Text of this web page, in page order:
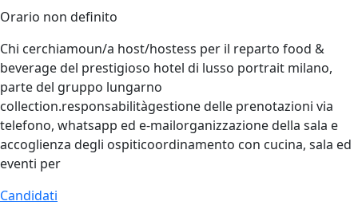
Orario non definito
Chi cerchiamoun/a host/hostess per il reparto food &
beverage del prestigioso hotel di lusso portrait milano,
parte del gruppo lungarno
collection.responsabilitàgestione delle prenotazioni via
telefono, whatsapp ed e‑mailorganizzazione della sala e
accoglienza degli ospiticoordinamento con cucina, sala ed
eventi per
Candidati